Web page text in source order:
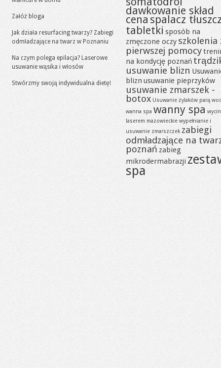
Załóż bloga
Jak działa resurfacing twarzy? Zabiegi
odmładzające na twarz w Poznaniu
Na czym polega epilacja? Laserowe
usuwanie wąsika i włosów
Stwórzmy swoją indywidualna dietę!
dawkowanie skład
cena spalacz
tabletki sposób na
zmęczone oczy szkolenia
pierwszej pomocy
na kondycję poznań
usuwanie blizn
blizn usuwanie pieprzyków
usuwanie zmarszek -
botox Usuwanie żylaków parą
wanna spa wanny spa
laserem mazowieckie wypełnianie i
usuwanie zmarszczek zabiegi
odmładzające na
poznań zabieg
mikrodermabrazji
spa